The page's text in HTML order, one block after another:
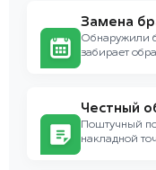
Замена
Обнаружили
забирает
Честный
Поштучный
накладной